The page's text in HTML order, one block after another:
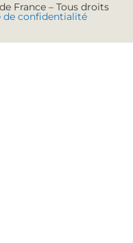
France – Tous droits
de confidentialité